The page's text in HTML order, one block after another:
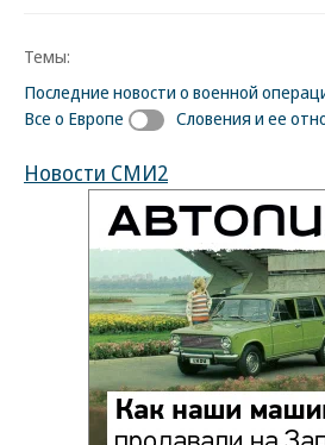
Темы:
Последние новости о военной
Все о Европе
Словения и ее
Новости СМИ2